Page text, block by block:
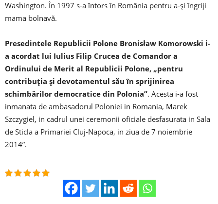
Washington. În 1997 s-a întors în România pentru a-și îngriji
mama bolnavă.
Presedintele Republicii Polone Bronisław Komorowski i-
a acordat lui Iulius Filip Crucea de Comandor a
Ordinului de Merit al Republicii Polone, „pentru
contribuția și devotamentul său în sprijinirea
schimbărilor democratice din Polonia”. Acesta i-a fost
inmanata de ambasadorul Poloniei in Romania, Marek
Szczygiel, in cadrul unei ceremonii oficiale desfasurata in Sala
de Sticla a Primariei Cluj-Napoca, in ziua de 7 noiembrie
2014”.